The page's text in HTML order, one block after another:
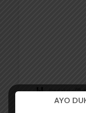
Redaksi
AYO